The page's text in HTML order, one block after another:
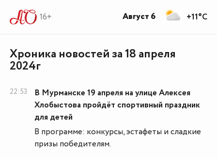
16+
Хроника новостей за 18 апреля
2024г
22:53
В Мурманске 19 апреля на улице Алексея
Хлобыстова пройдёт спортивный праздник
для детей
В программе: конкурсы, эстафеты и сладкие
призы победителям.
+11°C
Август 6